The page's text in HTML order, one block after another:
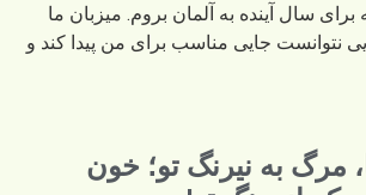
برای سال آینده به آلمان بروم. میزبان ما
نتوانست جایی مناسب برای من پیدا کند و
مرگ به نیرنگ تو؛ خون